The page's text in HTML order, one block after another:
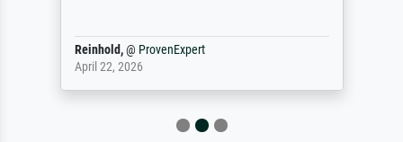
Reinhold,@ ProvenExpert
April 22, 2026